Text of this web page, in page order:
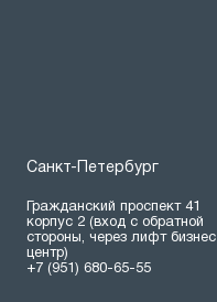
Санкт-Петербург
Гражданский проспект 41
корпус 2 (вход с обратной
стороны, через лифт бизнес
центр)
+7 (951) 680-65-55